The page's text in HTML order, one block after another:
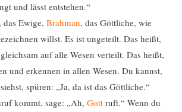
und lässt entstehen.“
das Ewige, Brahman, das Göttliche, wie
willst. Es ist ungeteilt. Das heißt,
auf alle Wesen verteilt. Das heißt,
und erkennen in allen Wesen. Du kannst,
spüren: „Ja, da ist das Göttliche.“
kommt, sage: „Ah, Gott ruft.“ Wenn du